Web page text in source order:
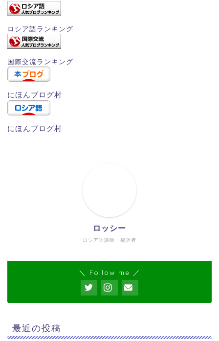
ロシア語ランキング
国際交流ランキング
にほんブログ村
にほんブログ村
ロシア語講師・翻訳者
ロッシー
＼ Follow me ／
最近の投稿